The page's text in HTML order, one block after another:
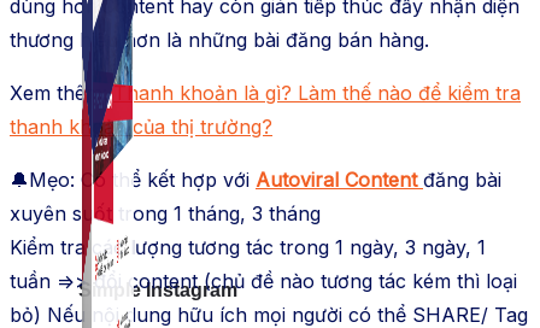
Simple Instagram
dùng hơn.Content hay còn gián tiếp thúc đẩy nhận diện
thương hiệu hơn là những bài đăng bán hàng.
Xem thêm:Thanh khoản là gì? Làm thế nào để kiểm tra
thanh khoản của thị trường?
🔔Mẹo: Có thể kết hợp với Autoviral Content đăng bài
xuyên suốt trong 1 tháng, 3 tháng
Kiểm tra các lượng tương tác trong 1 ngày, 3 ngày, 1
tuần =>> đổi content (chủ đề nào tương tác kém thì loại
bỏ) Nếu nội dung hữu ích mọi người có thể SHARE/ Tag